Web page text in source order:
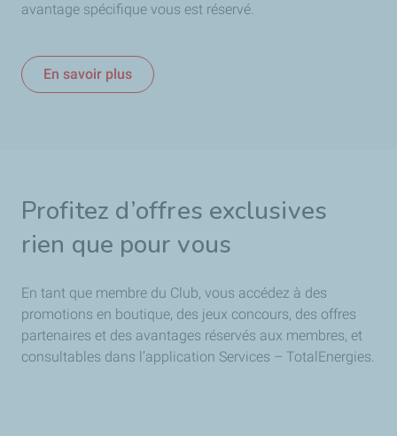
avantage spécifique vous est réservé.
En savoir plus
Profitez d’offres exclusives
rien que pour vous
En tant que membre du Club, vous accédez à des
promotions en boutique, des jeux concours, des offres
partenaires et des avantages réservés aux membres, et
consultables dans l’application Services – TotalEnergies.